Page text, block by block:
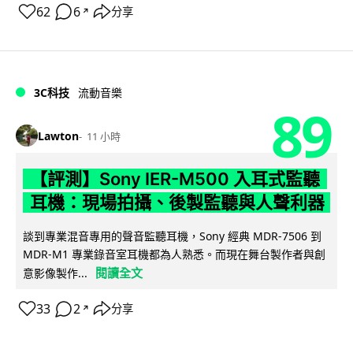
62 6 ↗ 分享
3C科技 流動音樂
Lawton 11 小時 89
【評測】Sony IER-M500 入耳式監聽
耳機：現場拍攝、後製監聽與人聲利器
談到專業混音專用的聲音監聽耳機，Sony 經典 MDR-7506 到
MDR-M1 專業錄音室耳機都為人熟悉。而現在舞台製作者與創
意影像製作...
閱讀全文
33 2 ↗ 分享